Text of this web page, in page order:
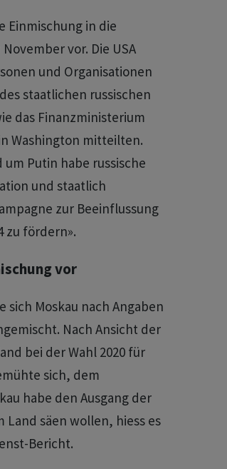
Einmischung in die
vor. Die USA
und Organisationen
staatlichen russischen
das Finanzministerium
Washington mitteilten.
Putin habe russische
und staatlich
zur Beeinflussung
zu fördern».
vor
Moskau nach Angaben
Nach Ansicht der
bei der Wahl 2020 für
sich, dem
habe den Ausgang der
säen wollen, hiess es
Bericht.